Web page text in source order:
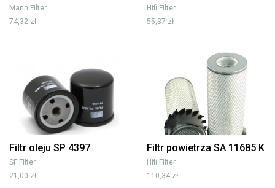
Mann Filter
74,32 zł
Hifi Filter
55,37 zł
Filtr oleju SP 4397
SF Filter
21,00 zł
Filtr powietrza SA 11685 K
Hifi Filter
110,34 zł